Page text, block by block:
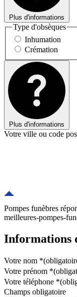
Plus d'informations
Type d'obsèques
Inhumation
Crémation
Plus d'informations
Votre ville ou code
Pompes funèbres
meilleures-pompes-
Informations
Votre nom *
Votre prénom *
Votre téléphone *
Champs obligatoire